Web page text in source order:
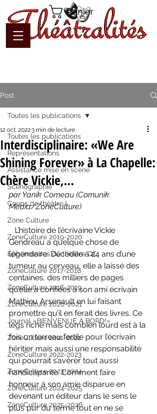
Panier
Post
Toutes les publications
Représentations
Assistance mise en scène
Scénographie
Coups de théâtre !
Zone Culture
ZoneCulture 2019-2020
Éphémérides du théâtre QC
ZoneCulture 2017-2018
ZoneCulture 2018-2019
ZoneCulture 2020-2021
Journal «BIENVENUE À BORD!»
ZoneCulture 2021-2022
ZoneCulture 2022-2023
ZoneCulture 2023-2024
ZoneCulture 2024-2025
ZoneCulture 2025-2026
Toutes les publications
Interdisciplinaire: «We Are
Shining Forever» à La Chapelle:
Chère Vickie,…
12 oct. 20223 min de lecture
par Yanik Comeau (Comunik
Média/ZoneCulture)
Gendreau a quelque chose de
légendaire. Décédée à 24 ans d’une
tumeur au cerveau, elle a laissé des
centaines, des milliers de pages
qu’elle a confiées à son ami écrivain
Mathieu Arsenault en lui faisant
promettre qu’il en ferait des livres. Ce
legs riche mais combien lourd est à la
fois un terreau fertile pour l’écrivain
héritier mais aussi une responsabilité
qui pourrait s’avérer tout aussi
handicapante. Comment faire
honneur à son amie disparue en
devenant un éditeur dans le sens le
plus pur du terme tout en ne se